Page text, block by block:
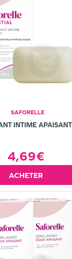
SAFORELLE
INTIME
4,69€
ACHETER